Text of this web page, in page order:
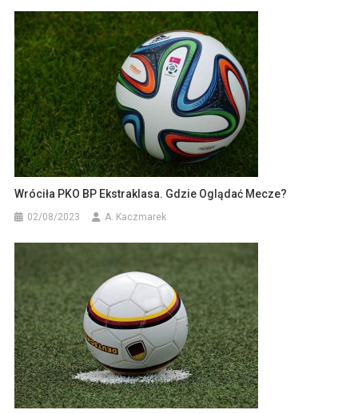
Wróciła PKO BP Ekstraklasa. Gdzie Oglądać Mecze?
02/08/2023 A. Kaczmarek